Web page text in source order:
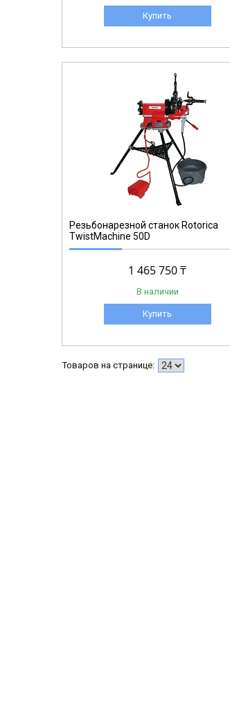
Купить
Резьбонарезной станок Rotorica
TwistMachine 50D
1 465 750 ₸
В наличии
Купить
162120